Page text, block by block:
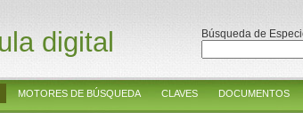
digital Búsqueda de
MOTORES DE BÚSQUEDA CLAVES DOCUMENTOS